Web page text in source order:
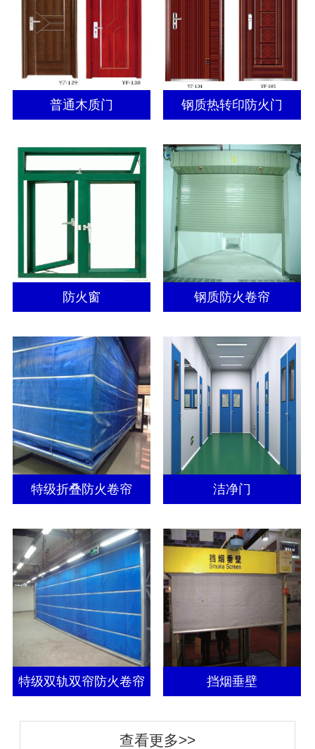
普通木质门 钢质热转印防火门
防火窗 钢质防火卷帘
特级折叠防火卷帘 洁净门
特级双轨双帘防火卷帘 挡烟垂壁
查看更多>>